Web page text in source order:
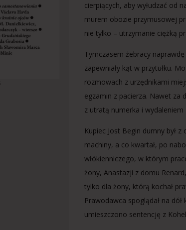
cierpiących, aby wyłudzać od
murem obozie przymusowej
nie tylko – utrzymanie ciężką
Tymczasem żebracy
zapewniały kąt w przytułku.
rozmowach z urzędnikami
egzamin z pacierza. Nawet za
z utratą numerka i wydaleniem
Kupiec Jost Begin dumny był
machiny, a co kwartał, po
włókienniczego, w którym
żony, Anastazji z domu
tylko dla żony, którą kochał
Prawodawca spoglądał na
umieszczono sentencję z